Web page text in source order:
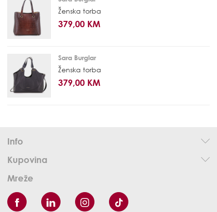
Ženska torba
379,00 KM
Sara Burglar
Ženska torba
379,00 KM
Info
Kupovina
Mreže